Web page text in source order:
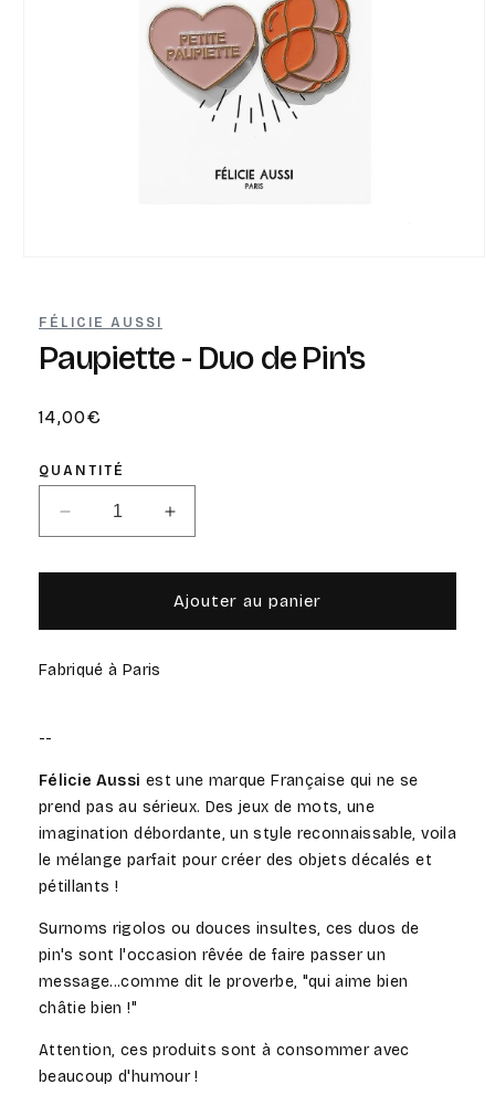
dans
une
fenêtre
FÉLICIE AUSSI
Paupiette - Duo de Pin's
Prix
14,00€
QUANTITÉ
Réduire
la
quantité
-
Duo
de
Augmenter
la
quantité
de
Paupiette
-
Ajouter au panier
Fabriqué à Paris
--
Félicie Aussi est une marque Française qui ne se
prend pas au sérieux. Des jeux de mots, une
imagination débordante, un style reconnaissable, voila
le mélange parfait pour créer des objets décalés et
pétillants !
Surnoms rigolos ou douces insultes, ces duos de
pin's sont l'occasion rêvée de faire passer un
message...comme dit le proverbe, "qui aime bien
châtie bien !"
Attention, ces produits sont à consommer avec
beaucoup d'humour !